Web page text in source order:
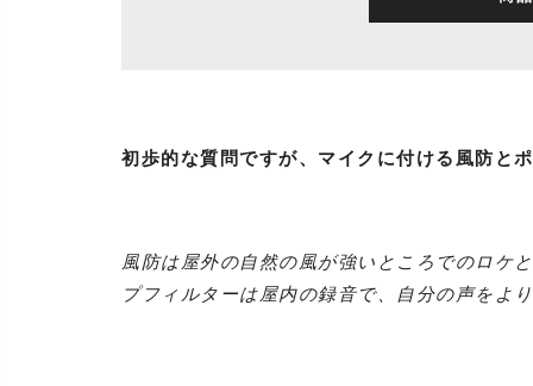
初歩的な質問ですが、マイクに付ける風防と
風防は屋外の自然の風が強いところでのロケ
プフィルターは屋内の録音で、自分の声をよ